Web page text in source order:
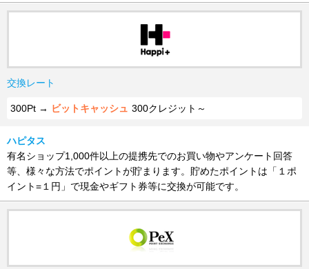
交換レート
300Pt → ビットキャッシュ 300クレジット～
ハピタス
有名ショップ1,000件以上の提携先でのお買い物やアンケート回答
等、様々な方法でポイントが貯まります。貯めたポイントは「１ポ
イント=１円」で現金やギフト券等に交換が可能です。